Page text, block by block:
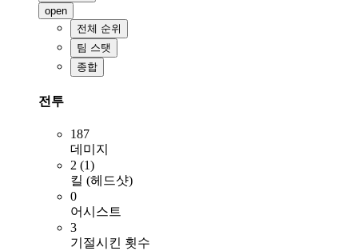
open
전체 순위
팀 스탯
종합
전투
187
데미지
2 (1)
킬 (헤드샷)
0
어시스트
3
기절시킨 횟수